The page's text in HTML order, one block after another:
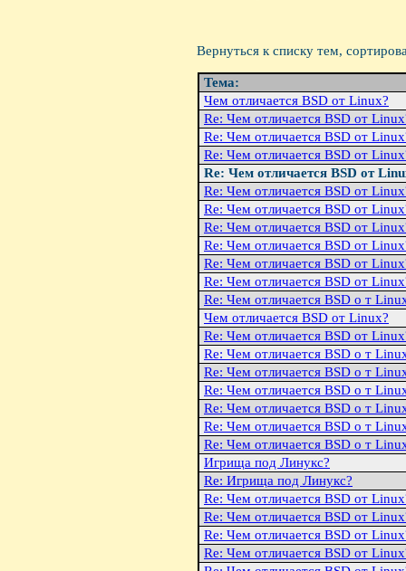
Вернуться к списку тем,
Тема:
Чем отличается BSD от Linux?
Re: Чем отличается BSD от
Re: Чем отличается BSD от
Re: Чем отличается BSD от
Re: Чем отличается BSD от
Re: Чем отличается BSD от
Re: Чем отличается BSD от
Re: Чем отличается BSD от
Re: Чем отличается BSD от
Re: Чем отличается BSD от
Re: Чем отличается BSD от
Re: Чем отличается BSD о т
Чем отличается BSD от Linux?
Re: Чем отличается BSD от
Re: Чем отличается BSD о т
Re: Чем отличается BSD о т
Re: Чем отличается BSD о т
Re: Чем отличается BSD о т
Re: Чем отличается BSD о т
Re: Чем отличается BSD о т
Игрища под Линукс?
Re: Игрища под Линукс?
Re: Чем отличается BSD от
Re: Чем отличается BSD от
Re: Чем отличается BSD от
Re: Чем отличается BSD от